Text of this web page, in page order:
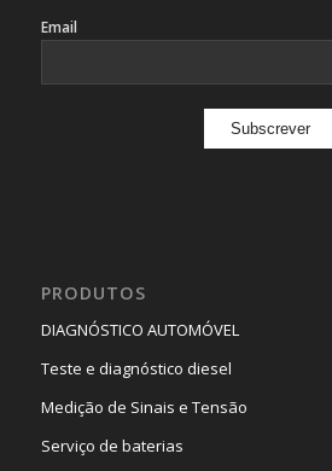
Email
PRODUTOS
DIAGNÓSTICO AUTOMÓVEL
Teste e diagnóstico diesel
Medição de Sinais e Tensão
Serviço de baterias